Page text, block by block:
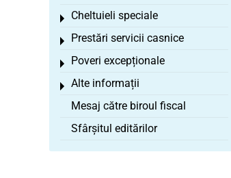
Cheltuieli speciale
Toggle menu
Prestări servicii casnice
Toggle menu
Poveri excepționale
Toggle menu
Alte informații
Toggle menu
Mesaj către biroul fiscal
Sfârșitul editărilor